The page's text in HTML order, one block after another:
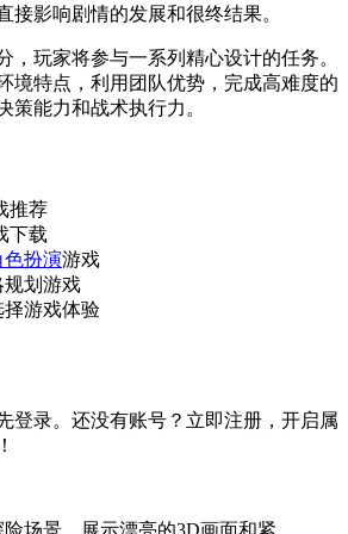
接影响剧情的发展和很终结果。
，玩家将参与一系列精心设计的任务。
境特点，利用团队优势，完成高难度的
策能力和战术执行力。
推荐
下载
色扮演游戏
规划游戏
游戏体验
登录。还没有账号？立即注册，开启属
场景，展示漂亮的3D画面和紧